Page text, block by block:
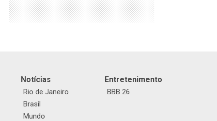
Notícias
Rio de Janeiro
Brasil
Mundo
Entretenimento
BBB 26